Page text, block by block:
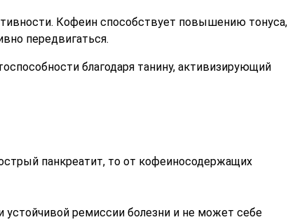
Кофеин способствует повышению тонуса,
передвигаться.
благодаря танину, активизирующий
панкреатит, то от кофеиносодержащих
устойчивой ремиссии болезни и не может себе